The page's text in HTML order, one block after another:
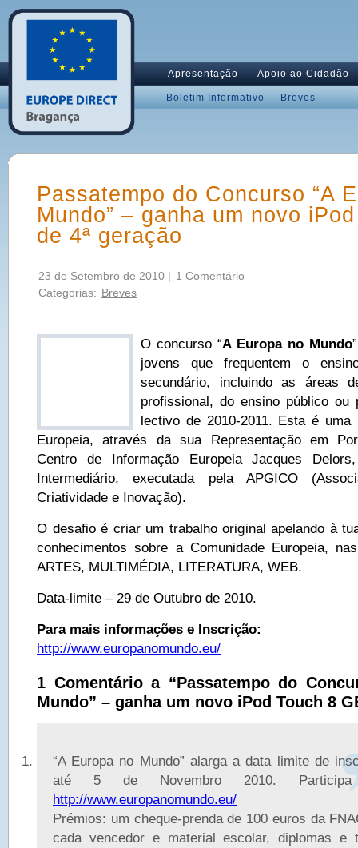
Apresentação Apoio ao Cidadão
Boletim Informativo Breves
Passatempo do Concurso “A
Mundo” – ganha um novo
de 4ª geração
23 de Setembro de 2010 | 1 Comentário
Categorias: Breves
O concurso “A Europa no Mundo
jovens que frequentem o
secundário, incluindo as áreas
profissional, do ensino público ou
lectivo de 2010-2011. Esta é uma
Europeia, através da sua Representação em
Centro de Informação Europeia Jacques
Intermediário, executada pela APGICO
Criatividade e Inovação).
O desafio é criar um trabalho original apelando à
conhecimentos sobre a Comunidade Europeia,
ARTES, MULTIMÉDIA, LITERATURA, WEB.
Data-limite – 29 de Outubro de 2010.
Para mais informações e Inscrição:
http://www.europanomundo.eu/
1 Comentário a “Passatempo do
Mundo” – ganha um novo iPod Touch 8
“A Europa no Mundo” alarga a data limite de
até 5 de Novembro 2010.
http://www.europanomundo.eu/
Prémios: um cheque-prenda de 100 euros da
cada vencedor e material escolar, diplomas e